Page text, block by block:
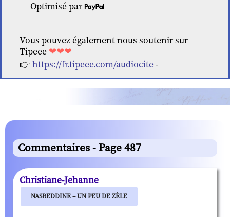
Optimisé par
Vous pouvez également nous soutenir sur
Tipeee ❤❤❤
👉https://fr.tipeee.com/audiocite -
Commentaires - Page 487
Christiane-Jehanne
NASREDDINE – UN PEU DE ZÈLE